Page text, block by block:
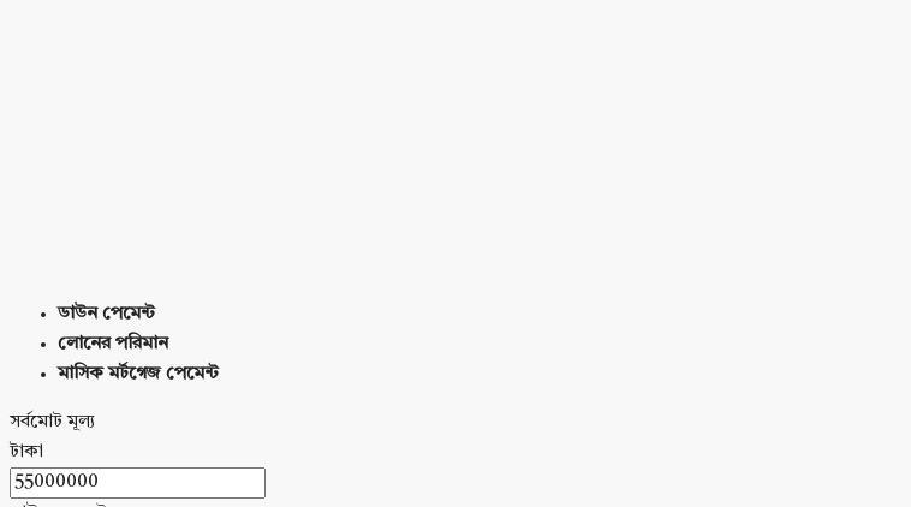
ডাউন পেমেন্ট
লোনের পরিমান
মাসিক মর্টগেজ পেমেন্ট
সর্বমোট মূল্য
টাকা